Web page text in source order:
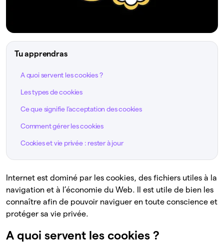
Tu apprendras
A quoi servent les cookies ?
Les types de cookies
Ce que signifie l’acceptation des cookies
Comment gérer les cookies
Cookies et vie privée : rester à jour
Internet est dominé par les cookies, des fichiers utiles à la
navigation et à l’économie du Web. Il est utile de bien les
connaître afin de pouvoir naviguer en toute conscience et
protéger sa vie privée.
A quoi servent les cookies ?